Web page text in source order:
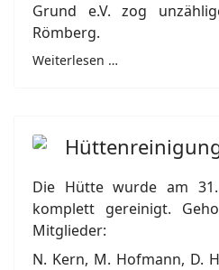
Grund e.V. zog
Römberg.
Weiterlesen …
Die Hütte wurde am
komplett gereinigt.
Mitglieder:
N. Kern, M. Hofmann, D.